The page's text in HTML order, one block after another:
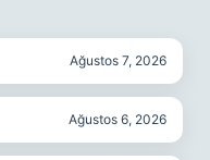
Ağustos 7, 2026
Ağustos 6, 2026